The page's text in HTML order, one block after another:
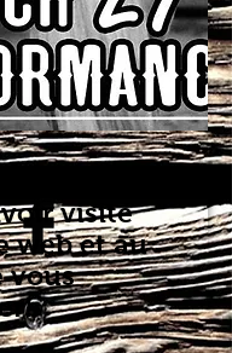
visité
web et au
vous